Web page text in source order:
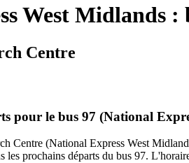
West Midlands :
Centre
pour le bus 97 (National
Centre (National Express West
les prochains départs du bus 97.